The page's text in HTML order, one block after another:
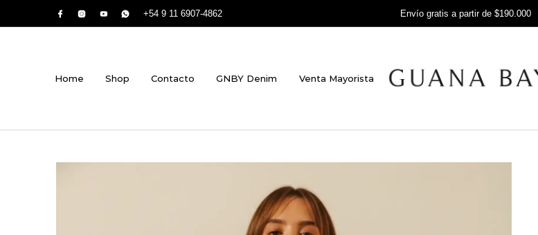
+54 9 11 6907-4862 Envío gratis a partir de $190.000
Home Shop Contacto GNBY Denim Venta Mayorista